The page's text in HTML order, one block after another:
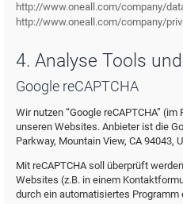
http://www.oneall.com/company/
http://www.oneall.com/company/
4. Analyse Tools
Google reCAPTCHA
Wir nutzen “Google reCAPTCHA” (im
unseren Websites. Anbieter ist die
Parkway, Mountain View, CA 94043,
Mit reCAPTCHA soll überprüft
Websites (z.B. in einem
durch ein automatisiertes Programm